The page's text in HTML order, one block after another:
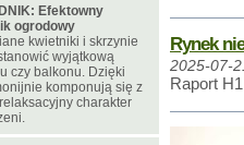
Rynek
2025-07-
Raport
Efektowny
ogrodowy
kwietniki i skrzynie
wyjątkową
czy balkonu. Dzięki
komponują się z
charakter